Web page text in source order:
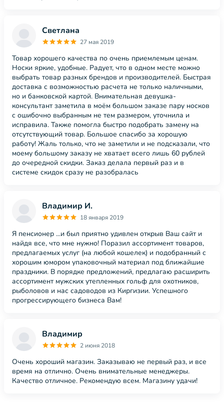
Светлана
27 мая 2019
Товар хорошего качества по очень приемлемым ценам.
Носки яркие, удобные. Радует, что в одном месте можно
выбрать товар разных брендов и производителей. Быстрая
доставка с возможностью расчета не только наличными,
но и банковской картой. Внимательная девушка-
консультант заметила в моём большом заказе пару носков
с ошибочно выбранным не тем размером, уточнила и
исправила. Также помогла быстро подобрать замену на
отсутствующий товар. Большое спасибо за хорошую
работу! Жаль только, что не заметили и не подсказали, что
моему большому заказу не хватает всего лишь 60 рублей
до очередной скидки. Заказ делала первый раз и в
системе скидок сразу не разобралась
Владимир И.
18 января 2019
Я пенсионер ...и был приятно удивлен открыв Ваш сайт и
найдя все, что мне нужно! Поразил ассортимент товаров,
предлагаемых услуг (на любой кошелек) и подобранный с
хорошим юмором упаковочный материал под ближайшие
праздники. В порядке предложений, предлагаю расширить
ассортимент мужских утепленных гольф для охотников,
рыболовов и нас садоводов из Киргизии. Успешного
прогрессирующего бизнеса Вам!
Владимир
2 июня 2018
Очень хороший магазин. Заказываю не первый раз, и все
время на отлично. Очень внимательные менеджеры.
Качество отличное. Рекомендую всем. Магазину удачи!